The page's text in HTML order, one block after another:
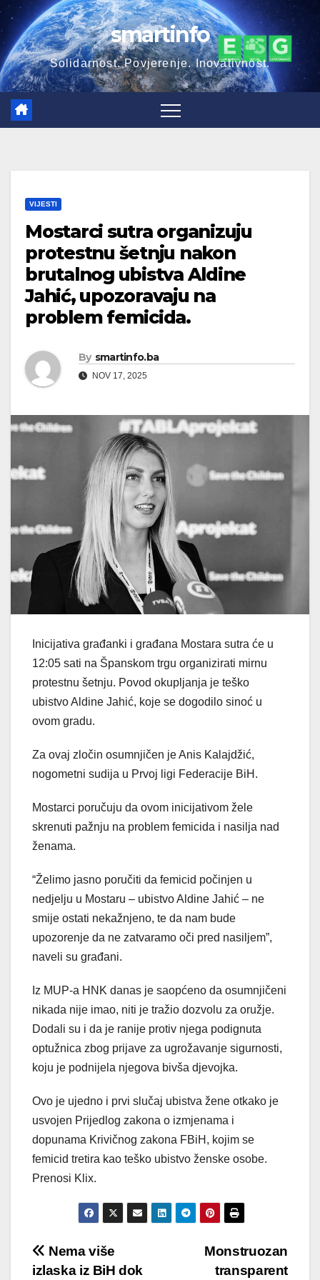
Skip
to
content
smartinfo
Solidarnost. Povjerenje. Inovativnost.
VIJESTI
Mostarci sutra organizuju
protestnu šetnju nakon
brutalnog ubistva Aldine
Jahić, upozoravaju na
problem femicida.
By smartinfo.ba
NOV 17, 2025
Inicijativa građanki i građana Mostara sutra će u
12:05 sati na Španskom trgu organizirati mirnu
protestnu šetnju. Povod okupljanja je teško
ubistvo Aldine Jahić, koje se dogodilo sinoć u
ovom gradu.
Za ovaj zločin osumnjičen je Anis Kalajdžić,
nogometni sudija u Prvoj ligi Federacije BiH.
Mostarci poručuju da ovom inicijativom žele
skrenuti pažnju na problem femicida i nasilja nad
ženama.
“Želimo jasno poručiti da femicid počinjen u
nedjelju u Mostaru – ubistvo Aldine Jahić – ne
smije ostati nekažnjeno, te da nam bude
upozorenje da ne zatvaramo oči pred nasiljem”,
naveli su građani.
Iz MUP-a HNK danas je saopćeno da osumnjičeni
nikada nije imao, niti je tražio dozvolu za oružje.
Dodali su i da je ranije protiv njega podignuta
optužnica zbog prijave za ugrožavanje sigurnosti,
koju je podnijela njegova bivša djevojka.
Ovo je ujedno i prvi slučaj ubistva žene otkako je
usvojen Prijedlog zakona o izmjenama i
dopunama Krivičnog zakona FBiH, kojim se
femicid tretira kao teško ubistvo ženske osobe.
Prenosi Klix.
Post
Monstruozan
transparent
Nema više
izlaska iz BiH dok